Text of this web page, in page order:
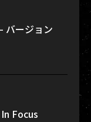
バージョン
Focus